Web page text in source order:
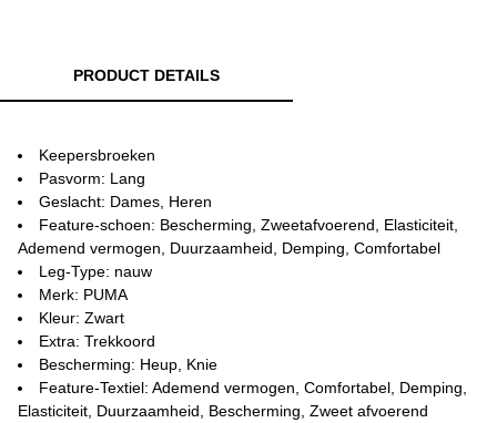
PRODUCT DETAILS
Keepersbroeken
Pasvorm: Lang
Geslacht: Dames, Heren
Feature-schoen: Bescherming, Zweetafvoerend, Elasticiteit,
Ademend vermogen, Duurzaamheid, Demping, Comfortabel
Leg-Type: nauw
Merk: PUMA
Kleur: Zwart
Extra: Trekkoord
Bescherming: Heup, Knie
Feature-Textiel: Ademend vermogen, Comfortabel, Demping,
Elasticiteit, Duurzaamheid, Bescherming, Zweet afvoerend